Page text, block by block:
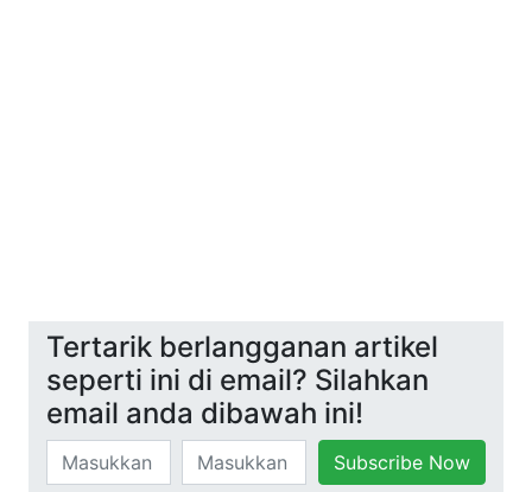
Tertarik berlangganan artikel
seperti ini di email? Silahkan
email anda dibawah ini!
Subscribe Now